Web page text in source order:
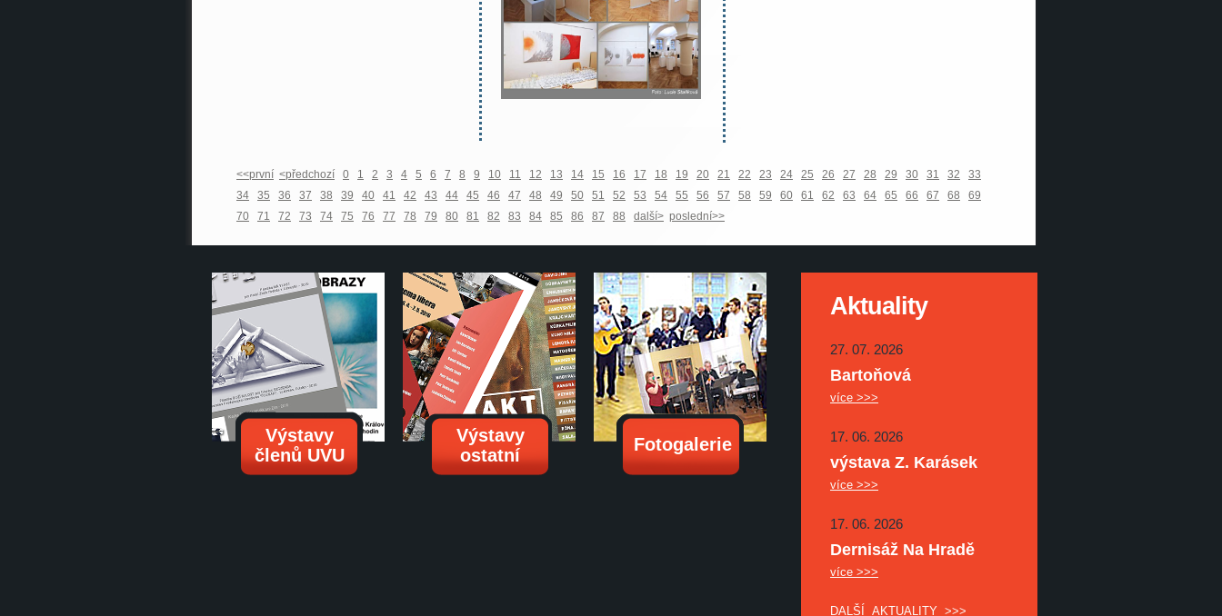
<<první <předchozí 0 1 2 3 4 5 6 7 8 9 10 11 12 13 14 15 16 17 18 19 20 21 22 23 24 25 26 27 28 29 30 31 32
33
34
35 36 37 38 39 40 41 42 43 44 45 46 47 48 49 50 51 52 53 54 55 56 57 58 59 60 61 62 63 64 65 66 67 68
69
70
71 72 73 74 75 76 77 78 79 80 81 82 83 84 85 86 87 88 další> poslední>>
Výstavy
členů UVU
Výstavy
ostatní
Fotogalerie
Aktuality
27. 07. 2026
Bartoňová
více >>>
17. 06. 2026
výstava Z. Karásek
více >>>
17. 06. 2026
Dernisáž Na Hradě
více >>>
DALŠÍ AKTUALITY >>>